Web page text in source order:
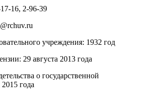
16, 2-96-39
учреждения: 1932 год
29 августа 2013 года
о государственной
года